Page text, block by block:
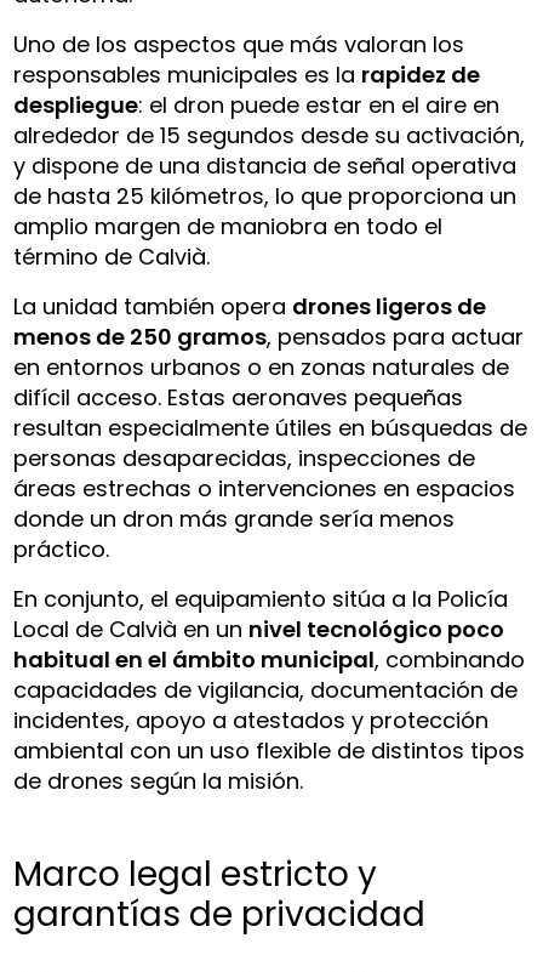
Uno de los aspectos que más valoran los
responsables municipales es la rapidez de
despliegue: el dron puede estar en el aire en
alrededor de 15 segundos desde su activación,
y dispone de una distancia de señal operativa
de hasta 25 kilómetros, lo que proporciona un
amplio margen de maniobra en todo el
término de Calvià.
La unidad también opera drones ligeros de
menos de 250 gramos, pensados para actuar
en entornos urbanos o en zonas naturales de
difícil acceso. Estas aeronaves pequeñas
resultan especialmente útiles en búsquedas de
personas desaparecidas, inspecciones de
áreas estrechas o intervenciones en espacios
donde un dron más grande sería menos
práctico.
En conjunto, el equipamiento sitúa a la Policía
Local de Calvià en un nivel tecnológico poco
habitual en el ámbito municipal, combinando
capacidades de vigilancia, documentación de
incidentes, apoyo a atestados y protección
ambiental con un uso flexible de distintos tipos
de drones según la misión.
Marco legal estricto y
garantías de privacidad